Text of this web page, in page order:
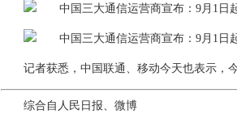
记者获悉，中国联通、移动今天也表示，
综合自人民日报、微博